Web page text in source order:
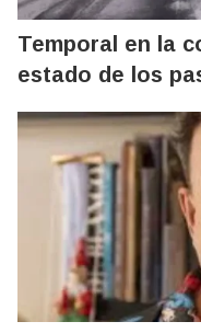
Temporal en la
estado de los